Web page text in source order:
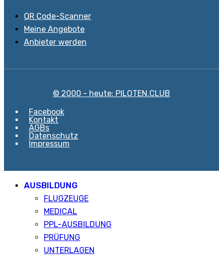
QR Code-Scanner
Meine Angebote
Anbieter werden
© 2000 - heute: PILOTEN.CLUB
Facebook
Kontakt
AGBs
Datenschutz
Impressum
AUSBILDUNG
FLUGZEUGE
MEDICAL
PPL-AUSBILDUNG
PRÜFUNG
UNTERLAGEN